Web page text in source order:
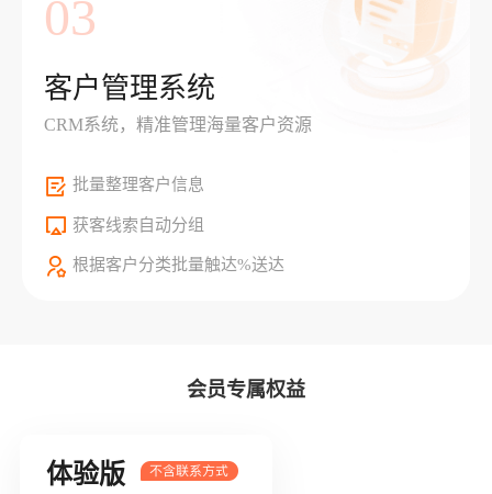
03
客户管理系统
CRM系统，精准管理海量客户资源
批量整理客户信息
获客线索自动分组
根据客户分类批量触达%送达
会员专属权益
体验版